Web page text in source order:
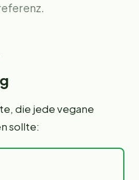
die jede vegane
sollte: